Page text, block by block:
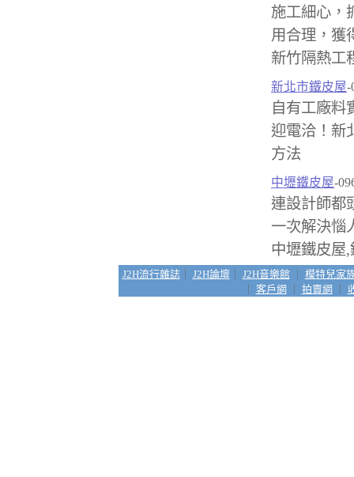
施工細心，
用合理，獲
新竹隔熱工
新北市鐵皮屋-
自有工廠料
迎電洽！新
方法
中壢鐵皮屋-
連設計師都
一次解決惱
中壢鐵皮屋
J2H流行雜誌｜ J2H論壇｜ J2H音樂館｜ 模特兒家
客戶網 拍賣網